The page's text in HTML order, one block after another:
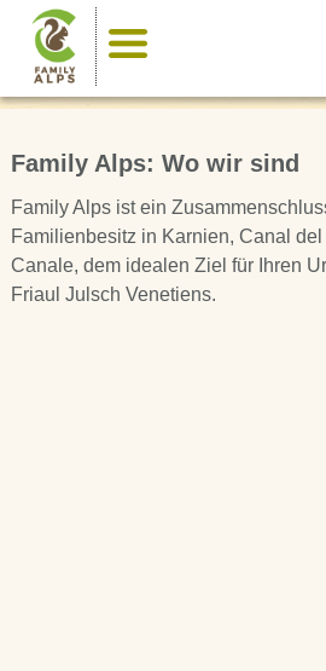
Family Alps: Wo wir sind
Family Alps ist ein
Familienbesitz in Karnien, Canal del
Canale, dem idealen Ziel für Ihren
Friaul Julsch Venetiens.